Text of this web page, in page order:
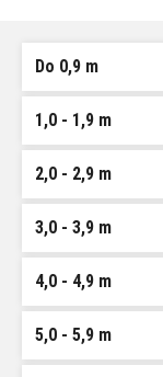
Do 0,9 m
1,0 - 1,9 m
2,0 - 2,9 m
3,0 - 3,9 m
4,0 - 4,9 m
5,0 - 5,9 m